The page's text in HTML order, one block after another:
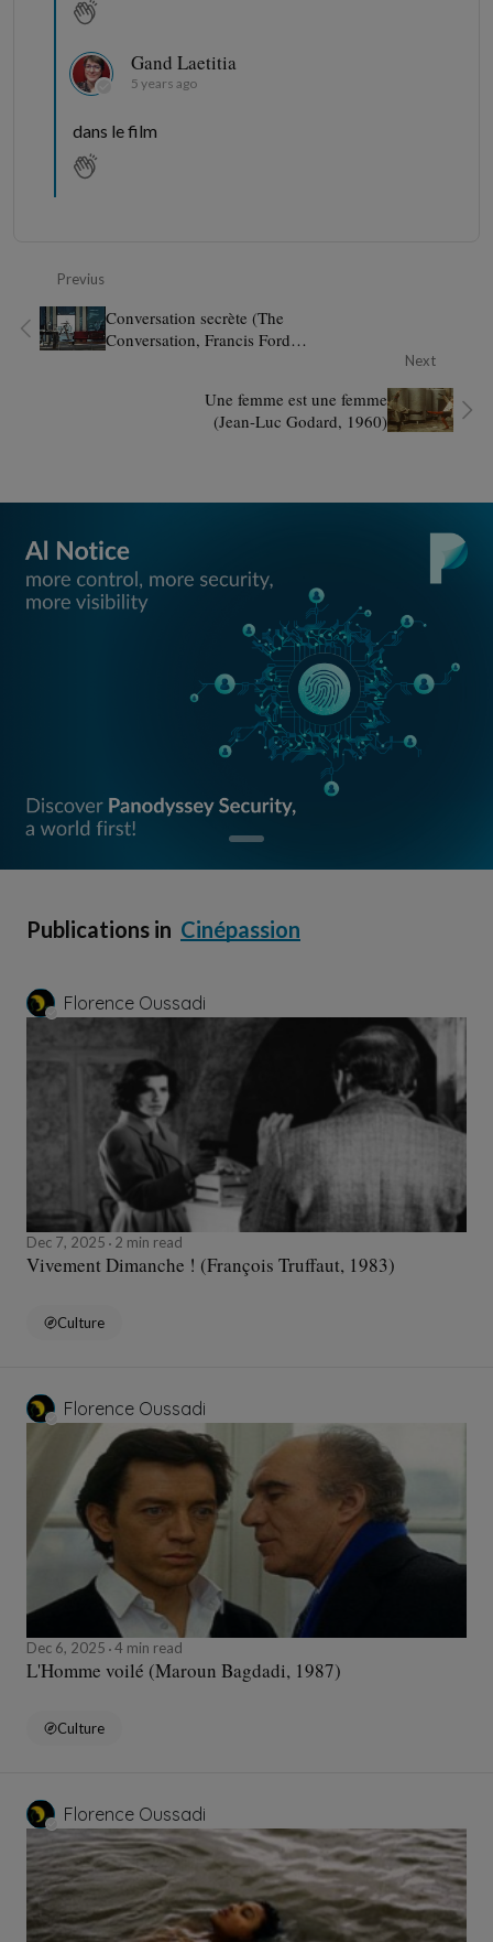
Gand Laetitia
5 years ago
dans le film
Previus
Conversation secrète (The
Conversation, Francis Ford
Next
Une femme est une femme
(Jean-Luc Godard, 1960)
Publications in Cinépassion
Florence Oussadi
Dec 7, 2025 2 min read
Vivement Dimanche ! (François Truffaut, 1983)
Culture
Florence Oussadi
Dec 6, 2025 4 min read
L'Homme voilé (Maroun Bagdadi, 1987)
Culture
Florence Oussadi